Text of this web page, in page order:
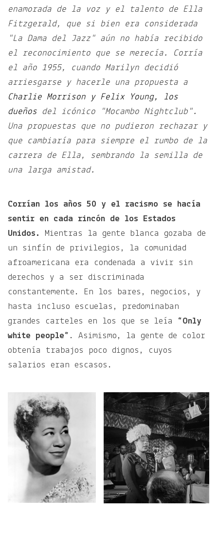
enamorada de la voz y el talento de Ella
Fitzgerald, que si bien era considerada
"La Dama del Jazz" aún no había recibido
el reconocimiento que se merecía. Corría
el año 1955, cuando Marilyn decidió
arriesgarse y hacerle una propuesta a
Charlie Morrison y Felix Young, los
dueños del icónico "Mocambo Nightclub".
Una propuestas que no pudieron rechazar y
que cambiaría para siempre el rumbo de la
carrera de Ella, sembrando la semilla de
una larga amistad.
Corrían los años 50 y el racismo se hacía
sentir en cada rincón de los Estados
Unidos.
Mientras la gente blanca gozaba de
un sinfín de privilegios, la comunidad
afroamericana era condenada a vivir sin
derechos y a ser discriminada
constantemente. En los bares, negocios, y
hasta incluso escuelas, predominaban
grandes carteles en los que se leía “Only
white people” . Asimismo, la gente de color
obtenía trabajos poco dignos, cuyos
salarios eran escasos.